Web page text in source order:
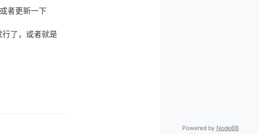
者更新一下
了，或者就是
Powered by NodeBB